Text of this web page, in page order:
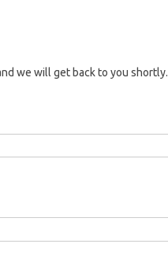
we will get back to you shortly.